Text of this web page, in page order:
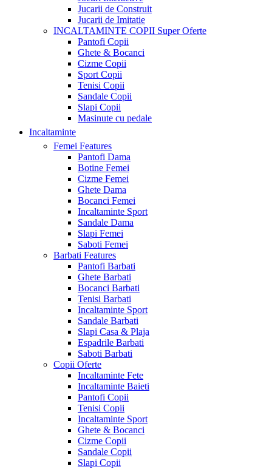
Jucarii de Construit
Jucarii de Imitatie
INCALTAMINTE COPII Super Oferte
Pantofi Copii
Ghete & Bocanci
Cizme Copii
Sport Copii
Tenisi Copii
Sandale Copii
Slapi Copii
Masinute cu pedale
Incaltaminte
Femei Features
Pantofi Dama
Botine Femei
Cizme Femei
Ghete Dama
Bocanci Femei
Incaltaminte Sport
Sandale Dama
Slapi Femei
Saboti Femei
Barbati Features
Pantofi Barbati
Ghete Barbati
Bocanci Barbati
Tenisi Barbati
Incaltaminte Sport
Sandale Barbati
Slapi Casa & Plaja
Espadrile Barbati
Saboti Barbati
Copii Oferte
Incaltaminte Fete
Incaltaminte Baieti
Pantofi Copii
Tenisi Copii
Incaltaminte Sport
Ghete & Bocanci
Cizme Copii
Sandale Copii
Slapi Copii